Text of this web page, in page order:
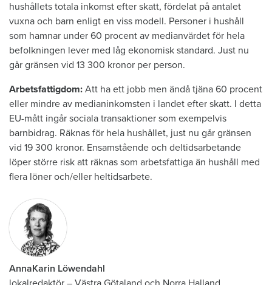
hushållets totala inkomst efter skatt, fördelat på antalet
vuxna och barn enligt en viss modell. Personer i hushåll
som hamnar under 60 procent av medianvärdet för hela
befolkningen lever med låg ekonomisk standard. Just nu
går gränsen vid 13 300 kronor per person.
Arbetsfattigdom: Att ha ett jobb men ändå tjäna 60 procent
eller mindre av medianinkomsten i landet efter skatt. I detta
EU-mått ingår sociala transaktioner som exempelvis
barnbidrag. Räknas för hela hushållet, just nu går gränsen
vid 19 300 kronor. Ensamstående och deltidsarbetande
löper större risk att räknas som arbetsfattiga än hushåll med
flera löner och/eller heltidsarbete.
AnnaKarin Löwendahl